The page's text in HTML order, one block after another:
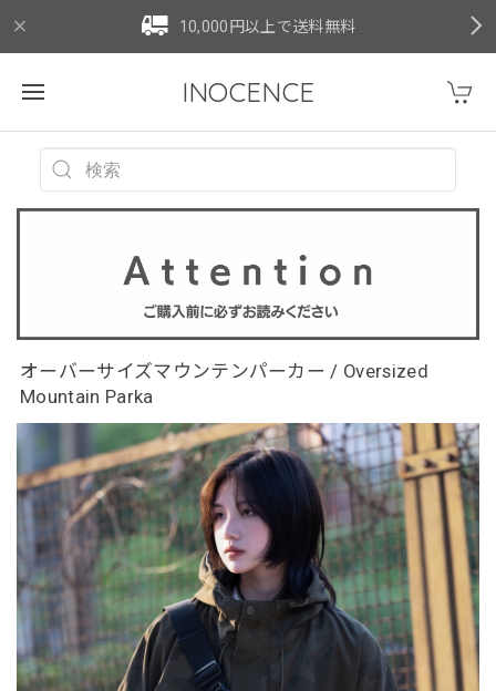
10,000円以上で送料無料
INOCENCE
オーバーサイズマウンテンパーカー / Oversized
Mountain Parka